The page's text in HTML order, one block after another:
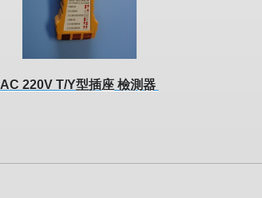
AC 220V T/Y型插座 檢測器